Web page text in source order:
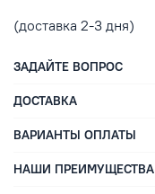
ЗАДАЙТЕ ВОПРОС
ДОСТАВКА
ВАРИАНТЫ ОПЛАТЫ
НАШИ ПРЕИМУЩЕСТВА
(доставка 2-3 дня)